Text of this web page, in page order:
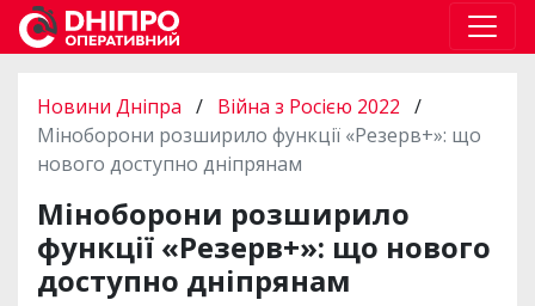
Новини Дніпра / Війна з Росією 2022 /
Міноборони розширило функції «Резерв+»: що
нового доступно дніпрянам
Міноборони розширило
функції «Резерв+»: що нового
доступно дніпрянам